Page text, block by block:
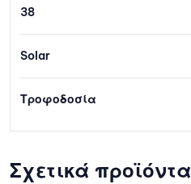
38
Solar
Τροφοδοσία
Σχετικά προϊόντα